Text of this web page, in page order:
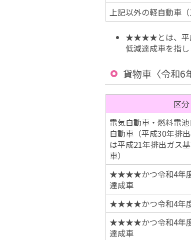
上記以外の軽自動車（
★★★★とは、平成
低減達成車を指し
貨物車〈令和6
区分
電気自動車・燃料電
自動車（平成30年排
は平成21年排出ガス
車）
★★★★かつ令和4年度
達成車
★★★★かつ令和4年
★★★★かつ令和4年
達成車